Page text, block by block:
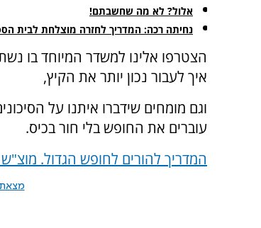
אלול? לא מה שחשבתם!
נחיתה רכה: המדריך לחזרה מוצלחת לבית
הצטרפו אלינו למשדר המיוחד בו
איך לעבור נכון יותר את הקיץ,
וגם מומחים שידברו איתנו על
עוברים את החופש בלי חור בכיס.
המדריך להורים לחופש הגדול.